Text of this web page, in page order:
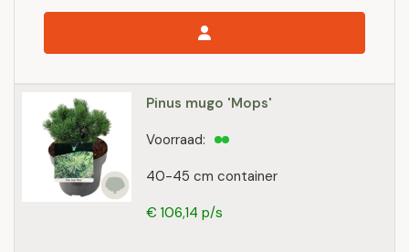
Pinus mugo 'Mops'
40-45 cm container
Voorraad:
€ 106,14 p/s